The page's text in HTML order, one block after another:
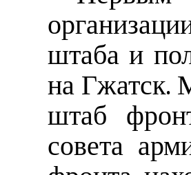
штаба и
на Гжатск.
штаб
совета